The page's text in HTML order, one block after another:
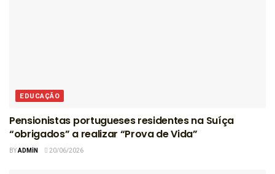
EDUCAÇÃO
Pensionistas portugueses residentes na Suíça
“obrigados” a realizar “Prova de Vida”
BYADMIN 20/06/2026